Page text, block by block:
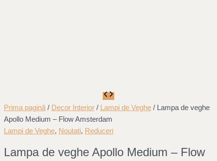
Prima pagină / Decor Interior / Lampi de Veghe / Lampa de veghe
Apollo Medium – Flow Amsterdam
Lampi de Veghe, Noutati, Reduceri
Lampa de veghe Apollo Medium – Flow